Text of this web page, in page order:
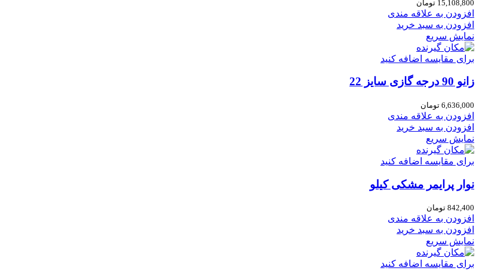
15,108,800 تومان
افزودن به علاقه مندی
افزودن به سبد خرید
نمایش سریع
برای مقایسه اضافه کنید
زانو 90 درجه گازی سایز 22
6,636,000 تومان
افزودن به علاقه مندی
افزودن به سبد خرید
نمایش سریع
برای مقایسه اضافه کنید
نوار پرایمر مشکی کیلو
842,400 تومان
افزودن به علاقه مندی
افزودن به سبد خرید
نمایش سریع
برای مقایسه اضافه کنید